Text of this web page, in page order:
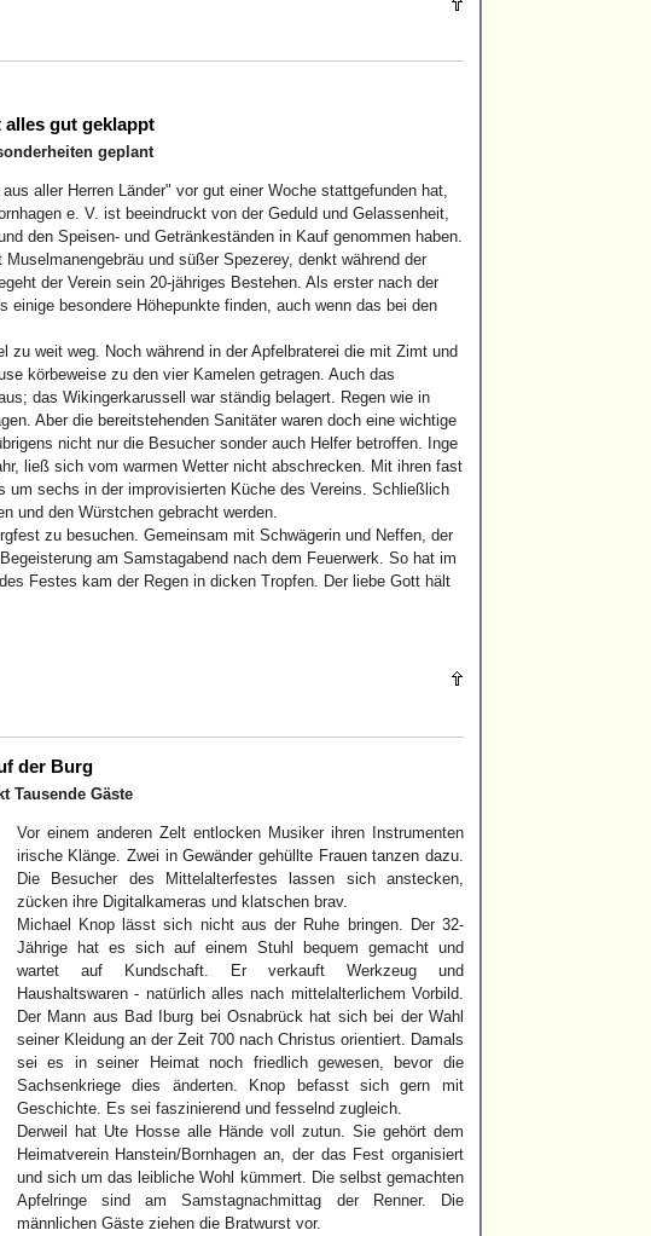
alles gut geklappt
geplant
aller Herren Länder" vor gut einer Woche stattgefunden hat,
e. V. ist beeindruckt von der Geduld und Gelassenheit,
den Speisen- und Getränkeständen in Kauf genommen haben.
und süßer Spezerey, denkt während der
der Verein sein 20-jähriges Bestehen. Als erster nach der
besondere Höhepunkte finden, auch wenn das bei den
zu weit weg. Noch während in der Apfelbraterei die mit Zimt und
körbeweise zu den vier Kamelen getragen. Auch das
das Wikingerkarussell war ständig belagert. Regen wie in
Aber die bereitstehenden Sanitäter waren doch eine wichtige
nicht nur die Besucher sonder auch Helfer betroffen. Inge
ließ sich vom warmen Wetter nicht abschrecken. Mit ihren fast
um sechs in der improvisierten Küche des Vereins. Schließlich
und den Würstchen gebracht werden.
zu besuchen. Gemeinsam mit Schwägerin und Neffen, der
am Samstagabend nach dem Feuerwerk. So hat im
Festes kam der Regen in dicken Tropfen. Der liebe Gott hält
der Burg
Tausende Gäste
Vor einem anderen Zelt entlocken Musiker ihren Instrumenten
irische Klänge. Zwei in Gewänder gehüllte Frauen tanzen dazu.
Die Besucher des Mittelalterfestes lassen sich anstecken,
zücken ihre Digitalkameras und klatschen brav.
Michael Knop lässt sich nicht aus der Ruhe bringen. Der 32-
Jährige hat es sich auf einem Stuhl bequem gemacht und
wartet auf Kundschaft. Er verkauft Werkzeug und
Haushaltswaren - natürlich alles nach mittelalterlichem Vorbild.
Der Mann aus Bad Iburg bei Osnabrück hat sich bei der Wahl
seiner Kleidung an der Zeit 700 nach Christus orientiert. Damals
sei es in seiner Heimat noch friedlich gewesen, bevor die
Sachsenkriege dies änderten. Knop befasst sich gern mit
Geschichte. Es sei faszinierend und fesselnd zugleich.
Derweil hat Ute Hosse alle Hände voll zutun. Sie gehört dem
Heimatverein Hanstein/Bornhagen an, der das Fest organisiert
und sich um das leibliche Wohl kümmert. Die selbst gemachten
Apfelringe sind am Samstagnachmittag der Renner. Die
männlichen Gäste ziehen die Bratwurst vor.